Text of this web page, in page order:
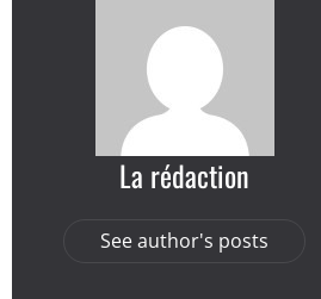
La rédaction
See author's posts